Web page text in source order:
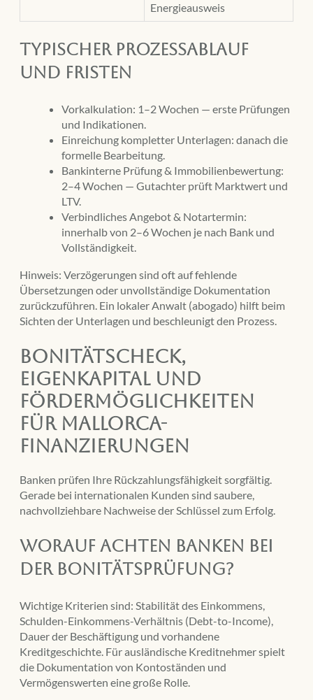
Energieausweis
Typischer Prozessablauf
und Fristen
Vorkalkulation: 1–2 Wochen — erste Prüfungen
und Indikationen.
Einreichung kompletter Unterlagen: danach die
formelle Bearbeitung.
Bankinterne Prüfung & Immobilienbewertung:
2–4 Wochen — Gutachter prüft Marktwert und
LTV.
Verbindliches Angebot & Notartermin:
innerhalb von 2–6 Wochen je nach Bank und
Vollständigkeit.
Hinweis: Verzögerungen sind oft auf fehlende
Übersetzungen oder unvollständige Dokumentation
zurückzuführen. Ein lokaler Anwalt (abogado) hilft beim
Sichten der Unterlagen und beschleunigt den Prozess.
Bonitätscheck,
Eigenkapital und
Fördermöglichkeiten
für Mallorca-
Finanzierungen
Banken prüfen Ihre Rückzahlungsfähigkeit sorgfältig.
Gerade bei internationalen Kunden sind saubere,
nachvollziehbare Nachweise der Schlüssel zum Erfolg.
Worauf achten Banken bei
der Bonitätsprüfung?
Wichtige Kriterien sind: Stabilität des Einkommens,
Schulden-Einkommens-Verhältnis (Debt-to-Income),
Dauer der Beschäftigung und vorhandene
Kreditgeschichte. Für ausländische Kreditnehmer spielt
die Dokumentation von Kontoständen und
Vermögenswerten eine große Rolle.